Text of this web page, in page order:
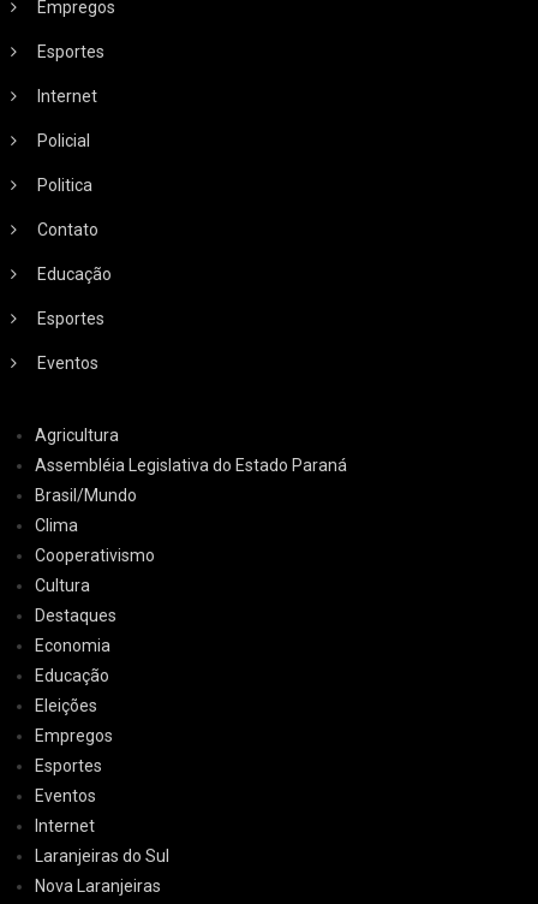
Empregos
Esportes
Internet
Policial
Politica
Contato
Educação
Esportes
Eventos
Agricultura
Assembléia Legislativa do Estado Paraná
Brasil/Mundo
Clima
Cooperativismo
Cultura
Destaques
Economia
Educação
Eleições
Empregos
Esportes
Eventos
Internet
Laranjeiras do Sul
Nova Laranjeiras